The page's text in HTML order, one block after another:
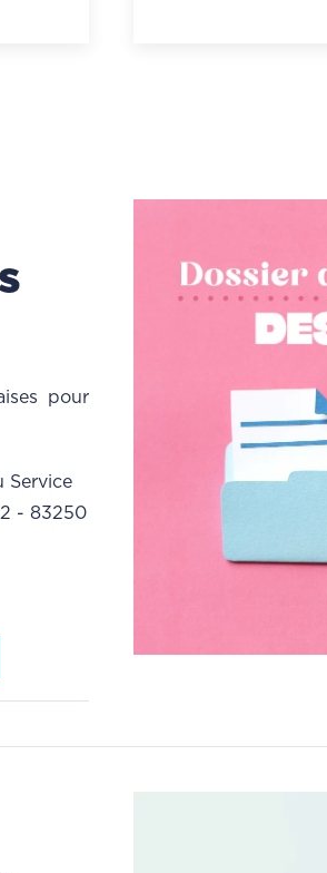
pour
Service
- 83250